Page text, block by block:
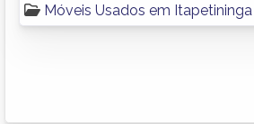
Móveis Usados em Itapetininga